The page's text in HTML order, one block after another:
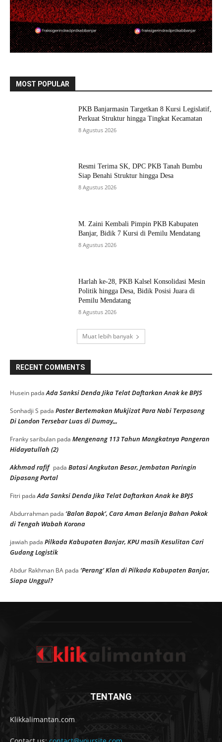
MOST POPULAR
PKB Banjarmasin Targetkan 8 Kursi Legislatif,
Perkuat Struktur hingga Tingkat Kecamatan
8 Agustus 2026
Resmi Terima SK, DPC PKB Tanah Bumbu
Siap Benahi Struktur hingga Desa
8 Agustus 2026
M. Zaini Kembali Pimpin PKB Kabupaten
Banjar, Bidik 7 Kursi di Pemilu Mendatang
8 Agustus 2026
Harlah ke-28, PKB Kalsel Konsolidasi Mesin
Politik hingga Desa, Bidik Posisi Juara di
Pemilu Mendatang
8 Agustus 2026
Muat lebih banyak
RECENT COMMENTS
Husein padaAda Sanksi Denda Jika Telat Daftarkan Anak ke BPJS
Sonhadji S pada Poster Bertemakan Mukjizat Para Nabi Terpasang
Di London Tersebar Luas di Dumay,,,
Franky saribulan pada Mengenang 113 Tahun Mangkatnya Pangeran
Hidayatullah (2)
Akhmad rafif pada Batasi Angkutan Besar, Jembatan Paringin
Dipasang Portal
Fitri padaAda Sanksi Denda Jika Telat Daftarkan Anak ke BPJS
Abdurrahman pada ‘Balon Bapok’, Cara Aman Belanja Bahan Pokok
di Tengah Wabah Korona
jawiah pada Pilkada Kabupaten Banjar, KPU masih Kesulitan Cari
Gudang Logistik
Abdur Rakhman BA pada ‘Perang’ Klan di Pilkada Kabupaten Banjar,
Siapa Unggul?
TENTANG
Klikkalimantan.com